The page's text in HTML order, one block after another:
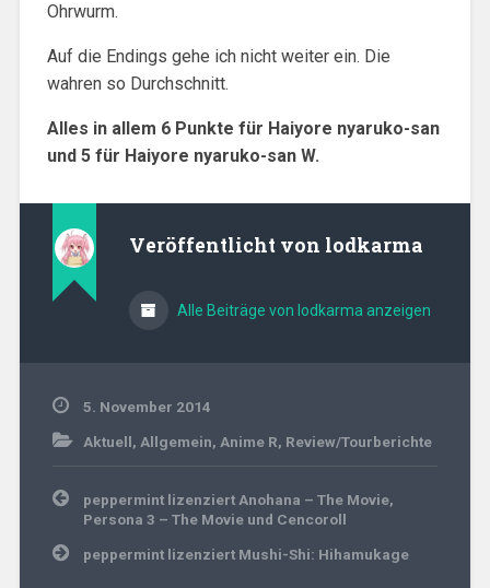
Ohrwurm.
Auf die Endings gehe ich nicht weiter ein. Die
wahren so Durchschnitt.
Alles in allem 6 Punkte für Haiyore nyaruko-san
und 5 für Haiyore nyaruko-san W.
Veröffentlicht von lodkarma
Alle Beiträge von lodkarma anzeigen
5. November 2014
Aktuell, Allgemein, Anime R, Review/Tourberichte
Beitragsnavigation
peppermint lizenziert Anohana – The Movie,
Persona 3 – The Movie und Cencoroll
peppermint lizenziert Mushi-Shi: Hihamukage